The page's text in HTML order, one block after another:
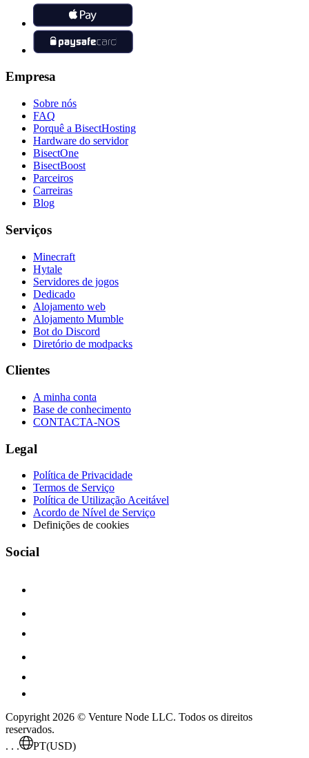
Empresa
Sobre nós
FAQ
Porquê a BisectHosting
Hardware do servidor
BisectOne
BisectBoost
Parceiros
Carreiras
Blog
Serviços
Minecraft
Hytale
Servidores de jogos
Dedicado
Alojamento web
Alojamento Mumble
Bot do Discord
Diretório de modpacks
Clientes
A minha conta
Base de conhecimento
CONTACTA-NOS
Legal
Política de Privacidade
Termos de Serviço
Política de Utilização Aceitável
Acordo de Nível de Serviço
Definições de cookies
Social
Copyright 2026 © Venture Node LLC. Todos os direitos
reservados.
. . .
PT(USD)